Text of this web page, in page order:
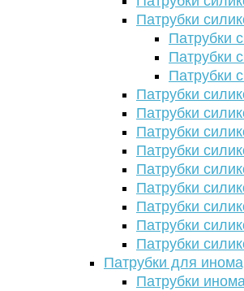
Патрубки
Патрубки
Патрубки
Патрубки
Патрубки
Патрубки
Патрубки
Патрубки
Патрубки
Патрубки
Патрубки
Патрубки
Патрубки
Патрубки для
Патрубки